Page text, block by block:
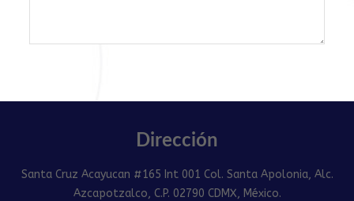
Dirección
Santa Cruz Acayucan #165 Int 001 Col. Santa Apolonia, Alc.
Azcapotzalco, C.P. 02790 CDMX, México.